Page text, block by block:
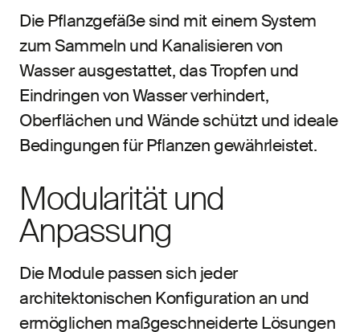
Die Pflanzgefäße sind mit einem System
zum Sammeln und Kanalisieren von
Wasser ausgestattet, das Tropfen und
Eindringen von Wasser verhindert,
Oberflächen und Wände schützt und ideale
Bedingungen für Pflanzen gewährleistet.
Modularität und
Anpassung
Die Module passen sich jeder
architektonischen Konfiguration an und
ermöglichen maßgeschneiderte Lösungen